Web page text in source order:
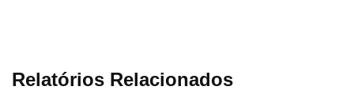
Relatórios Relacionados